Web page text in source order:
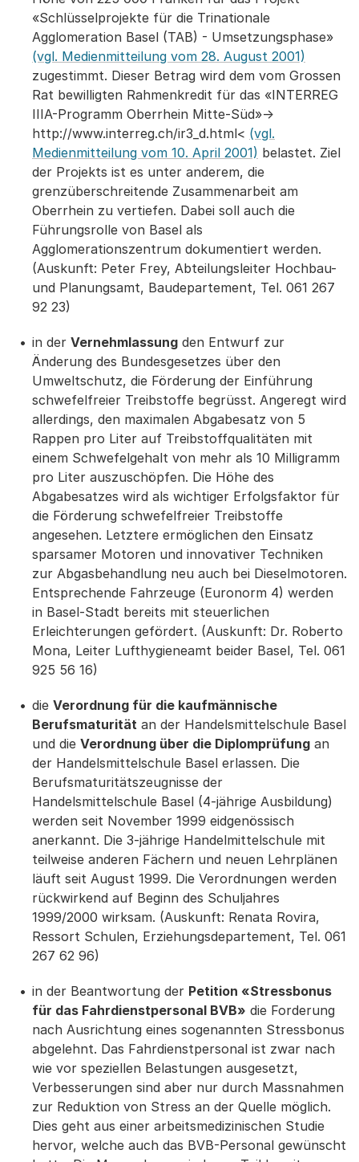
«Schlüsselprojekte für die Trinationale
Agglomeration Basel (TAB) - Umsetzungsphase»
(vgl. Medienmitteilung vom 28. August 2001)
zugestimmt. Dieser Betrag wird dem vom Grossen
Rat bewilligten Rahmenkredit für das «INTERREG
IIIA-Programm Oberrhein Mitte-Süd»->
http://www.interreg.ch/ir3_d.html< (vgl.
Medienmitteilung vom 10. April 2001) belastet. Ziel
der Projekts ist es unter anderem, die
grenzüberschreitende Zusammenarbeit am
Oberrhein zu vertiefen. Dabei soll auch die
Führungsrolle von Basel als
Agglomerationszentrum dokumentiert werden.
(Auskunft: Peter Frey, Abteilungsleiter Hochbau-
und Planungsamt, Baudepartement, Tel. 061 267
92 23)
in der Vernehmlassung den Entwurf zur
Änderung des Bundesgesetzes über den
Umweltschutz, die Förderung der Einführung
schwefelfreier Treibstoffe begrüsst. Angeregt wird
allerdings, den maximalen Abgabesatz von 5
Rappen pro Liter auf Treibstoffqualitäten mit
einem Schwefelgehalt von mehr als 10 Milligramm
pro Liter auszuschöpfen. Die Höhe des
Abgabesatzes wird als wichtiger Erfolgsfaktor für
die Förderung schwefelfreier Treibstoffe
angesehen. Letztere ermöglichen den Einsatz
sparsamer Motoren und innovativer Techniken
zur Abgasbehandlung neu auch bei Dieselmotoren.
Entsprechende Fahrzeuge (Euronorm 4) werden
in Basel-Stadt bereits mit steuerlichen
Erleichterungen gefördert. (Auskunft: Dr. Roberto
Mona, Leiter Lufthygieneamt beider Basel, Tel. 061
925 56 16)
die Verordnung für die kaufmännische
Berufsmaturität an der Handelsmittelschule Basel
und die Verordnung über die Diplomprüfung an
der Handelsmittelschule Basel erlassen. Die
Berufsmaturitätszeugnisse der
Handelsmittelschule Basel (4-jährige Ausbildung)
werden seit November 1999 eidgenössisch
anerkannt. Die 3-jährige Handelmittelschule mit
teilweise anderen Fächern und neuen Lehrplänen
läuft seit August 1999. Die Verordnungen werden
rückwirkend auf Beginn des Schuljahres
1999/2000 wirksam. (Auskunft: Renata Rovira,
Ressort Schulen, Erziehungsdepartement, Tel. 061
267 62 96)
in der Beantwortung der Petition «Stressbonus
für das Fahrdienstpersonal BVB» die Forderung
nach Ausrichtung eines sogenannten Stressbonus
abgelehnt. Das Fahrdienstpersonal ist zwar nach
wie vor speziellen Belastungen ausgesetzt,
Verbesserungen sind aber nur durch Massnahmen
zur Reduktion von Stress an der Quelle möglich.
Dies geht aus einer arbeitsmedizinischen Studie
hervor, welche auch das BVB-Personal gewünscht